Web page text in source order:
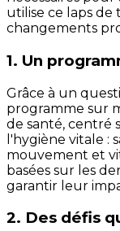
utilise ce laps de
changements
1. Un
Grâce à un
programme sur
de santé, centré
l'hygiène vitale :
mouvement et
basées sur les
garantir leur
2. Des défis